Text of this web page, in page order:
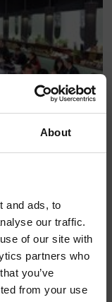
About
and ads, to
our traffic.
of our site with
partners who
you’ve
from your use
“alimenti,
È quanto si
manifestazioni
Italiane)